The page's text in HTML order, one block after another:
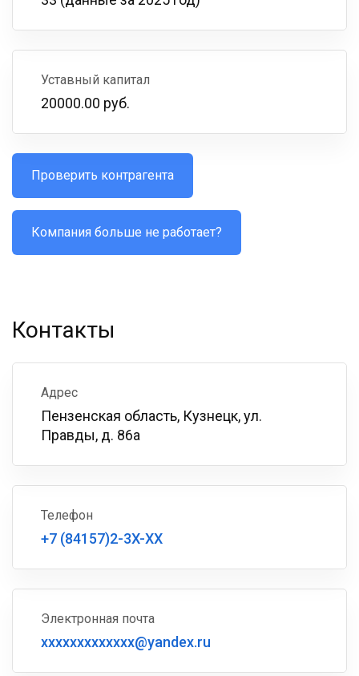
Уставный капитал
20000.00 руб.
Проверить контрагента
Компания больше не работает?
Контакты
Адрес
Пензенская область, Кузнецк, ул.
Правды, д. 86а
Телефон
+7 (84157)2-3X-XX
Электронная почта
xxxxxxxxxxxxx@yandex.ru